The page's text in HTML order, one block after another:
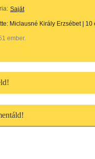
Saját
Miclausné Király Erzsébet| 10
ember.